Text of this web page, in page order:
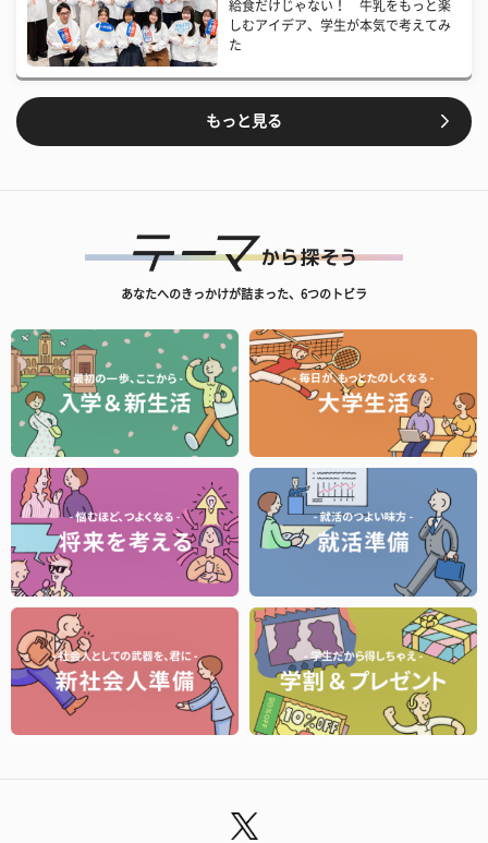
給食だけじゃない！ 牛乳をもっと楽
しむアイデア、学生が本気で考えてみ
た
もっと見る
あなたへのきっかけが詰まった、6つのトビラ